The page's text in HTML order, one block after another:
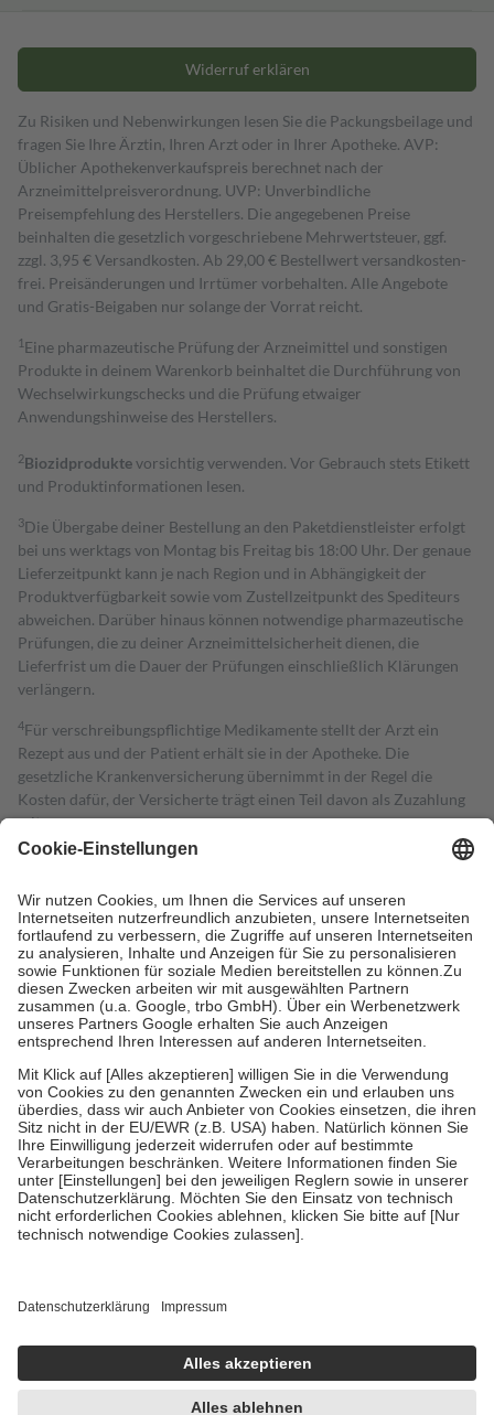
Widerruf erklären
Zu Risiken und Nebenwirkungen lesen Sie die Packungsbeilage und
fragen Sie Ihre Ärztin, Ihren Arzt oder in Ihrer Apotheke. AVP:
Üblicher Apothekenverkaufspreis berechnet nach der
Arzneimittelpreisverordnung. UVP: Unverbindliche
Preisempfehlung des Herstellers. Die angegebenen Preise
beinhalten die gesetzlich vorgeschriebene Mehrwertsteuer, ggf.
zzgl. 3,95 € Versandkosten. Ab 29,00 € Bestell­wert versand­kosten­
frei. Preisänderungen und Irrtümer vorbehalten. Alle Angebote
und Gratis-Beigaben nur solange der Vorrat reicht.
1 Eine pharmazeutische Prüfung der Arzneimittel und sonstigen
Produkte in deinem Warenkorb beinhaltet die Durchführung von
Wechselwirkungschecks und die Prüfung etwaiger
Anwendungshinweise des Herstellers.
2Biozidproduktevorsichtig verwenden. Vor Gebrauch stets Etikett
und Produktinformationen lesen.
3Die Übergabe deiner Bestellung an den Paketdienstleister erfolgt
bei uns werktags von Montag bis Freitag bis 18:00 Uhr. Der genaue
Lieferzeitpunkt kann je nach Region und in Abhängigkeit der
Produktverfügbarkeit sowie vom Zustellzeitpunkt des Spediteurs
abweichen. Darüber hinaus können notwendige pharmazeutische
Prüfungen, die zu deiner Arzneimittelsicherheit dienen, die
Lieferfrist um die Dauer der Prüfungen einschließlich Klärungen
verlängern.
4Für verschreibungspflichtige Medikamente stellt der Arzt ein
Rezept aus und der Patient erhält sie in der Apotheke. Die
gesetzliche Krankenversicherung übernimmt in der Regel die
Kosten dafür, der Versicherte trägt einen Teil davon als Zuzahlung
mit.
Grundsätzlich leisten Mitglieder Zuzahlungen in Höhe von zehn
höchstens zehn Euro.
Es sind jedoch nie mehr als die tatsächlichen
Kosten der Leistung zu entrichten.
Diese Regeln gelten grundsätzlich auch für Online-Apotheken.
Bei Heilmitteln und häuslicher Krankenpflege beträgt die
Zuzahlung zehn Prozent der Kosten sowie zehn Euro je
Verordnung.
Um das Engagement der Versicherten für ihre eigene Gesundheit zu
stärken und die besondere Stellung der Familie zu unterstützen,
fallenkeine Zuzahlungenan bei:
• Kindern und Jugendlichen bis zum vollendeten 18. Lebensjahr
mit Ausnahme der Fahrkosten
• Untersuchungen zur Vorsorge und Früherkennung, die von der
GKV getragen werden
• empfohlenen Schutzimpfungen
• Harn- und Blutteststreifen
getroffen, um sicherzustellen, dass es sich um echte Bewertungen
https://help.etrusted.com/hc/de/articles/4419944605341
Einige Bilder und Inhalte wurden unter Zuhilfenahme künstlicher